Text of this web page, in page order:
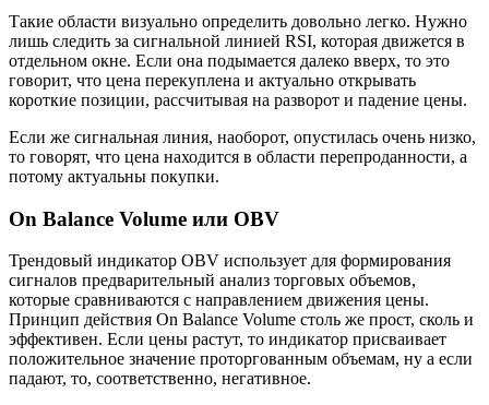
Такие области визуально определить довольно легко. Нужно
лишь следить за сигнальной линией RSI, которая движется в
отдельном окне. Если она подымается далеко вверх, то это
говорит, что цена перекуплена и актуально открывать
короткие позиции, рассчитывая на разворот и падение цены.
Если же сигнальная линия, наоборот, опустилась очень низко,
то говорят, что цена находится в области перепроданности, а
потому актуальны покупки.
On Balance Volume или OBV
Трендовый индикатор OBV использует для формирования
сигналов предварительный анализ торговых объемов,
которые сравниваются с направлением движения цены.
Принцип действия On Balance Volume столь же прост, сколь и
эффективен. Если цены растут, то индикатор присваивает
положительное значение проторгованным объемам, ну а если
падают, то, соответственно, негативное.